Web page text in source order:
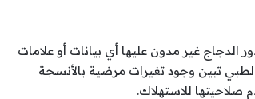
غير مدون عليها أي بيانات أو علامات
تبين وجود تغيرات مرضية بالأنسجة
صلاحيتها للاستهلاك.